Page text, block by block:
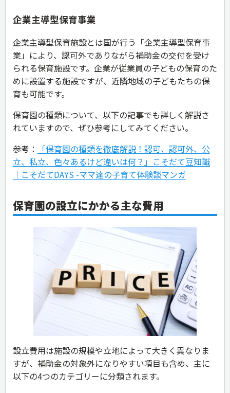
企業主導型保育事業
企業主導型保育施設とは国が行う「企業主導型保育事
業」により、認可外でありながら補助金の交付を受け
られる保育施設です。企業が従業員の子どもの保育のた
めに設置する施設ですが、近隣地域の子どもたちの保
育も可能です。
保育園の種類について、以下の記事でも詳しく解説さ
れていますので、ぜひ参考にしてみてください。
参考：
「保育園の種類を徹底解説！認可、認可外、公
立、私立、色々あるけど違いは何？」こそだて豆知識
｜こそだてDAYS -ママ達の子育て体験談マンガ
保育園の設立にかかる主な費用
設立費用は施設の規模や立地によって大きく異なりま
すが、補助金の対象外になりやすい項目も含め、主に
以下の4つのカテゴリーに分類されます。